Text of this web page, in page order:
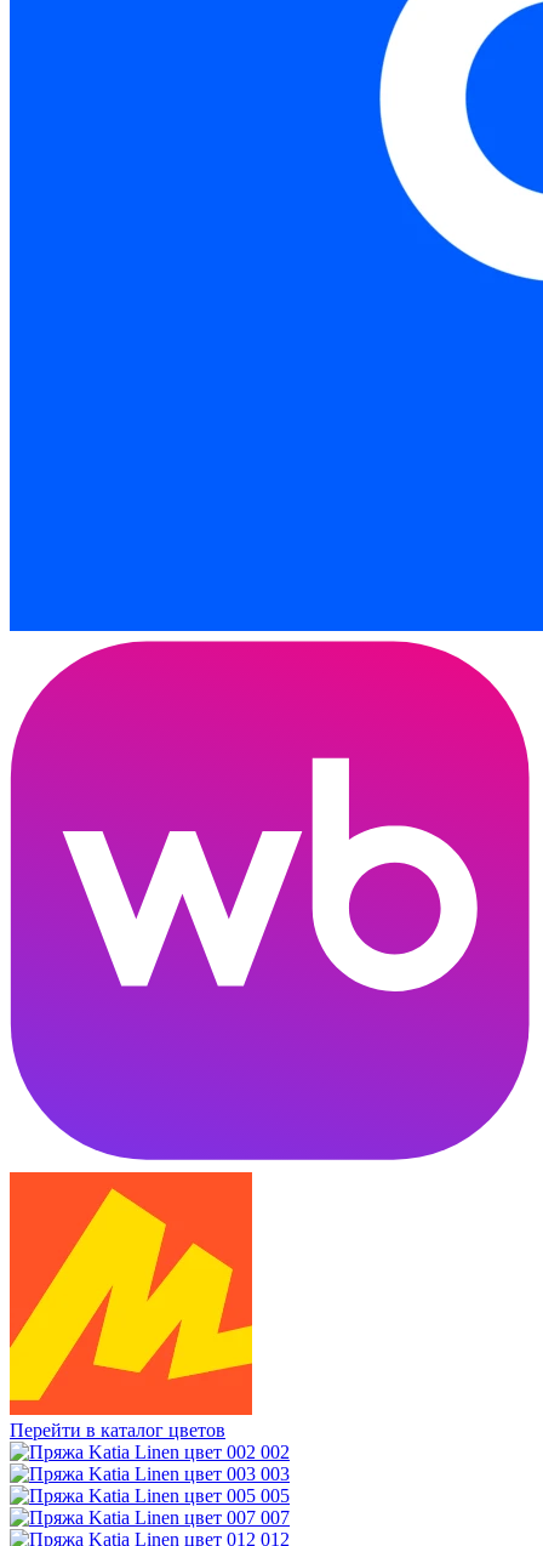
Перейти в каталог цветов
002
003
005
007
012